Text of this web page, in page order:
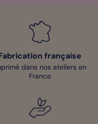
française
dans nos ateliers en
France